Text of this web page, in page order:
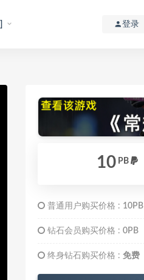
登录
10 PB
普通用户购买价格 : 10PB
钻石会员购买价格 : 0PB
终身钻石购买价格 : 免费